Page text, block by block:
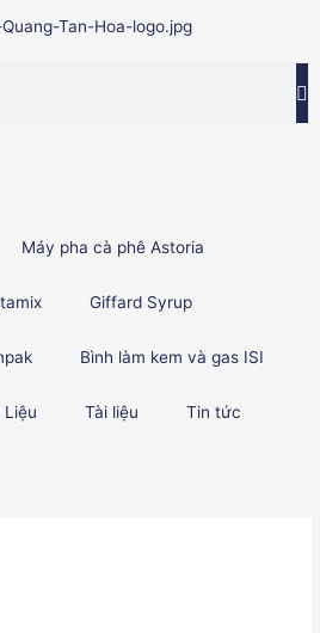
Máy pha cà phê Astoria
Giffard Syrup
Bình làm kem và gas ISI
Liệu Tài liệu Tin tức